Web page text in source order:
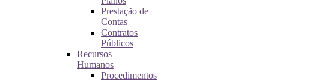
Prestação de
Contas
Contratos
Públicos
Recursos
Humanos
Procedimentos